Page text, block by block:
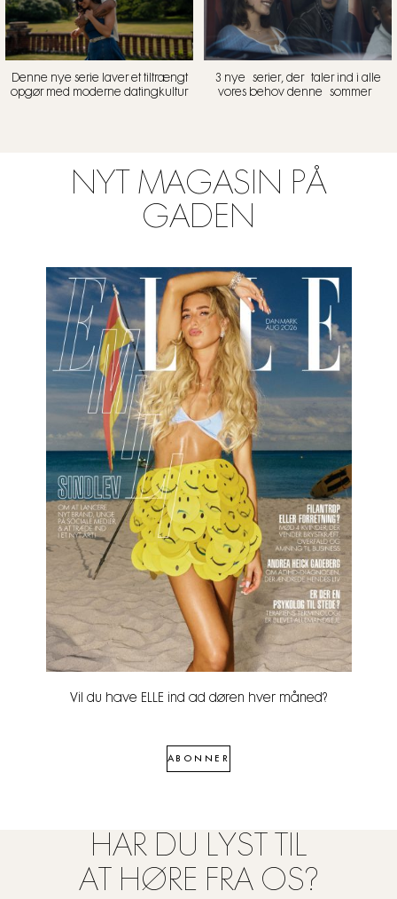
Denne nye serie laver et tiltrængt
opgør med moderne datingkultur
3 nye serier, der taler ind i alle
vores behov denne sommer
NYT MAGASIN PÅ
GADEN
Vil du have ELLE ind ad døren hver måned?
ABONNER
HAR DU LYST TIL
AT HØRE FRA OS?